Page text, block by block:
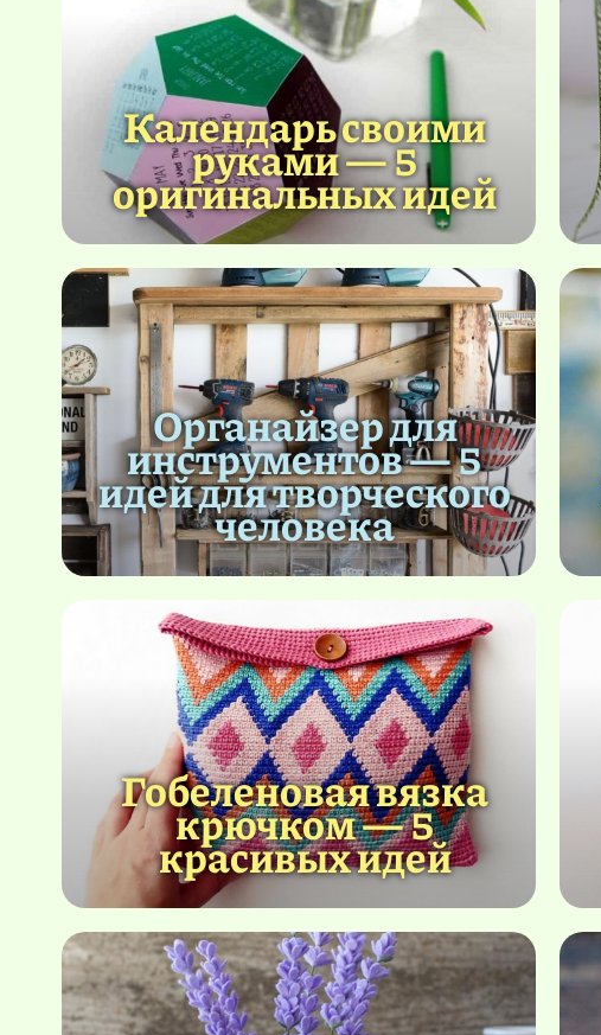
Календарь своими
руками — 5
оригинальных идей
Органайзер для
инструментов — 5
идей для творческого
человека
Гобеленовая вязка
крючком — 5
красивых идей